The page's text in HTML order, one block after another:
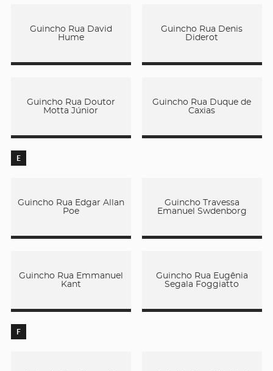
Guincho Rua David
Hume
Guincho Rua Denis
Diderot
Guincho Rua Doutor
Motta Júnior
Guincho Rua Duque de
Caxias
E
Guincho Rua Edgar Allan
Poe
Guincho Travessa
Emanuel Swdenborg
Guincho Rua Emmanuel
Kant
Guincho Rua Eugênia
Segala Foggiatto
F